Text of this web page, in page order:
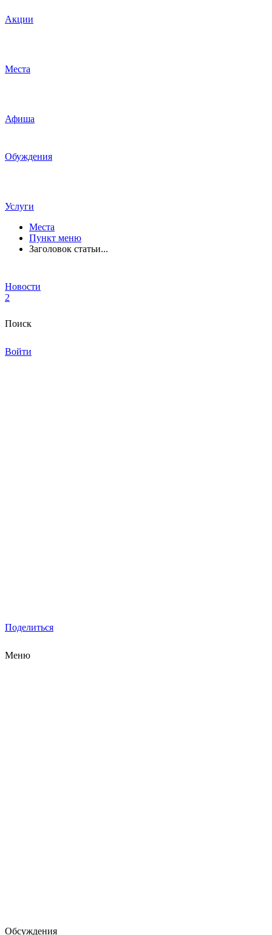
Акции
Места
Афиша
Обуждения
Услуги
Места
Пункт меню
Заголовок статьи...
Новости
2
Поиск
Войти
Поделиться
Меню
Обсуждения